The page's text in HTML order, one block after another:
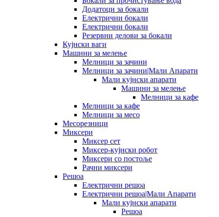
Додатоци за бокали
Електрични бокали
Електрични бокали
Резервни делови за бокали
Кујнски ваги
Машини за мелење
Мелници за зачини
Мелници за зачини|Мали Апарати
Мали кујнски апарати
Машини за мелење
Мелници за кафе
Мелници за кафе
Мелници за месо
Месорезници
Миксери
Миксер сет
Миксер-кујнски робот
Миксери со постоље
Рачни миксери
Решоа
Електрични решоа
Електрични решоа|Мали Апарати
Мали кујнски апарати
Решоа